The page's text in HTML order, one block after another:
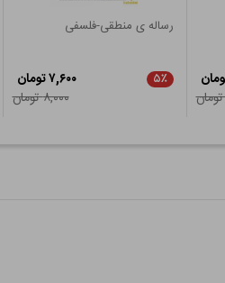
رساله ی منطقی-فلسفی
۵٪
۷,۶۰۰ تومان
۸,۰۰۰ تومان